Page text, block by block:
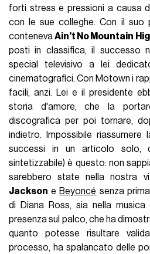
forti stress e pressioni a causa
con le sue colleghe. Con il suo
contenevaAin't No Mountain
posti in classifica, il successo
special televisivo a lei
cinematografici. Con Motown i
facili, anzi. Lei e il presidente
storia d'amore, che la
discografica per poi tornare,
indietro. Impossibile
successi in un articolo solo,
sintetizzabile) è questo: non
sarebbero state nella nostra
Jackson e Beyoncé senza
di Diana Ross, sia nella
presenza sul palco, che ha
quanto potesse risultare
processo, ha spalancato delle